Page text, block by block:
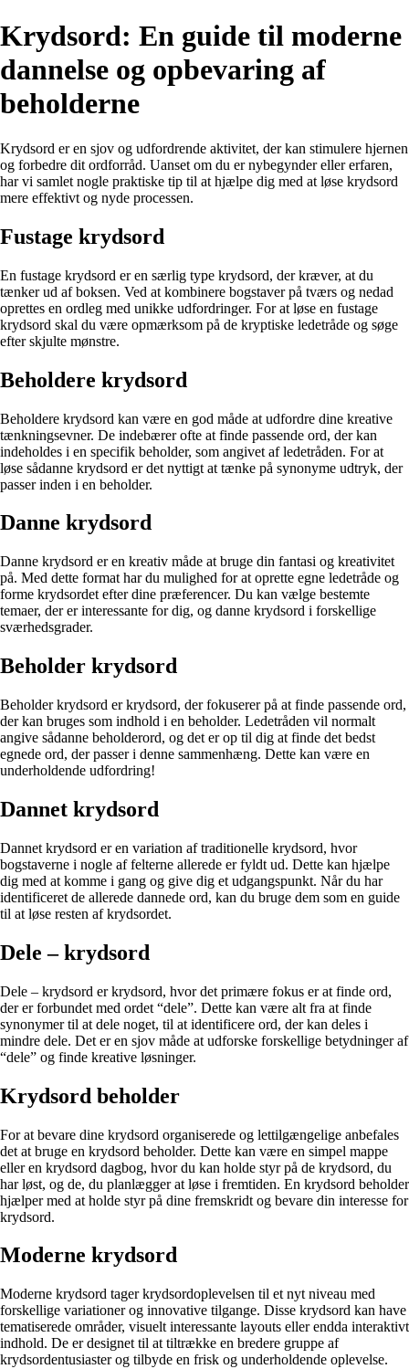
Krydsord: En guide til moderne
dannelse og opbevaring af
beholderne
Krydsord er en sjov og udfordrende aktivitet, der kan stimulere hjernen
og forbedre dit ordforråd. Uanset om du er nybegynder eller erfaren,
har vi samlet nogle praktiske tip til at hjælpe dig med at løse krydsord
mere effektivt og nyde processen.
Fustage krydsord
En fustage krydsord er en særlig type krydsord, der kræver, at du
tænker ud af boksen. Ved at kombinere bogstaver på tværs og nedad
oprettes en ordleg med unikke udfordringer. For at løse en fustage
krydsord skal du være opmærksom på de kryptiske ledetråde og søge
efter skjulte mønstre.
Beholdere krydsord
Beholdere krydsord kan være en god måde at udfordre dine kreative
tænkningsevner. De indebærer ofte at finde passende ord, der kan
indeholdes i en specifik beholder, som angivet af ledetråden. For at
løse sådanne krydsord er det nyttigt at tænke på synonyme udtryk, der
passer inden i en beholder.
Danne krydsord
Danne krydsord er en kreativ måde at bruge din fantasi og kreativitet
på. Med dette format har du mulighed for at oprette egne ledetråde og
forme krydsordet efter dine præferencer. Du kan vælge bestemte
temaer, der er interessante for dig, og danne krydsord i forskellige
sværhedsgrader.
Beholder krydsord
Beholder krydsord er krydsord, der fokuserer på at finde passende ord,
der kan bruges som indhold i en beholder. Ledetråden vil normalt
angive sådanne beholderord, og det er op til dig at finde det bedst
egnede ord, der passer i denne sammenhæng. Dette kan være en
underholdende udfordring!
Dannet krydsord
Dannet krydsord er en variation af traditionelle krydsord, hvor
bogstaverne i nogle af felterne allerede er fyldt ud. Dette kan hjælpe
dig med at komme i gang og give dig et udgangspunkt. Når du har
identificeret de allerede dannede ord, kan du bruge dem som en guide
til at løse resten af krydsordet.
Dele – krydsord
Dele – krydsord er krydsord, hvor det primære fokus er at finde ord,
der er forbundet med ordet “dele”. Dette kan være alt fra at finde
synonymer til at dele noget, til at identificere ord, der kan deles i
mindre dele. Det er en sjov måde at udforske forskellige betydninger af
“dele” og finde kreative løsninger.
Krydsord beholder
For at bevare dine krydsord organiserede og lettilgængelige anbefales
det at bruge en krydsord beholder. Dette kan være en simpel mappe
eller en krydsord dagbog, hvor du kan holde styr på de krydsord, du
har løst, og de, du planlægger at løse i fremtiden. En krydsord beholder
hjælper med at holde styr på dine fremskridt og bevare din interesse for
krydsord.
Moderne krydsord
Moderne krydsord tager krydsordoplevelsen til et nyt niveau med
forskellige variationer og innovative tilgange. Disse krydsord kan have
tematiserede områder, visuelt interessante layouts eller endda interaktivt
indhold. De er designet til at tiltrække en bredere gruppe af
krydsordentusiaster og tilbyde en frisk og underholdende oplevelse.